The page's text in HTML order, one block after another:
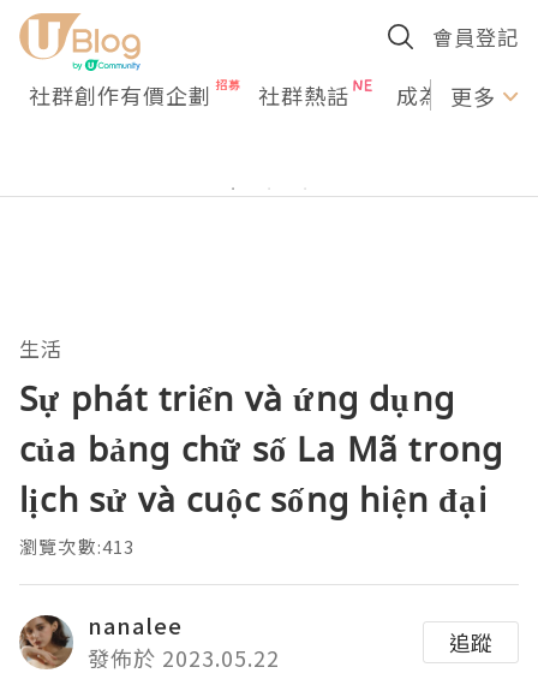
會員登記
社群創作有價企劃 社群熱話 成為U更多
生活
Sự phát triển và ứng dụng
của bảng chữ số La Mã trong
lịch sử và cuộc sống hiện đại
瀏覽次數:413
nanalee
發佈於 2023.05.22
追蹤